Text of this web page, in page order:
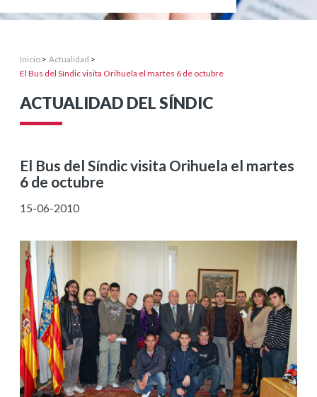
Inicio > Actualidad >
El Bus del Síndic visita Orihuela el martes 6 de octubre
ACTUALIDAD DEL SÍNDIC
El Bus del Síndic visita Orihuela el martes
6 de octubre
15-06-2010